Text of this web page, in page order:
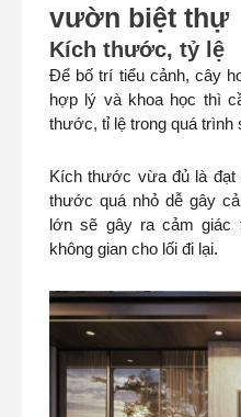
vườn biệt thự
Kích thước, tỷ lệ
Để bố trí tiểu cảnh, cây
hợp lý và khoa học thì
thước, tỉ lệ trong quá trình
Kích thước vừa đủ là
thước quá nhỏ dễ gây
lớn sẽ gây ra cảm giác
không gian cho lối đi lại.